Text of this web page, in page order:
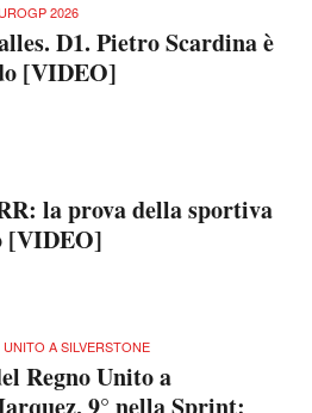
2026
D1. Pietro Scardina è
[VIDEO]
la prova della sportiva
[VIDEO]
A SILVERSTONE
Regno Unito a